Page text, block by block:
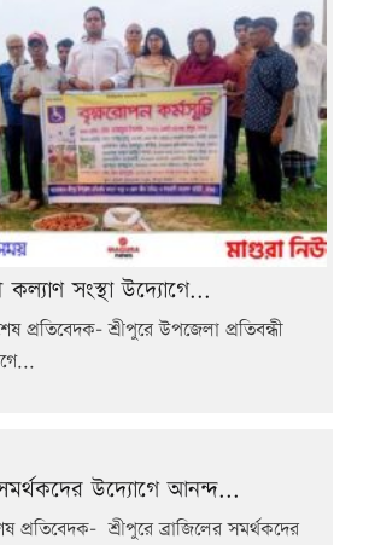
কল্যাণ সংস্থা উদ্যোগে...
প্রতিবেদক- শ্রীপুরে উপজেলা প্রতিবন্ধী
সমর্থকদের উদ্যোগে আনন্দ...
প্রতিবেদক- শ্রীপুরে ব্রাজিলের সমর্থকদের